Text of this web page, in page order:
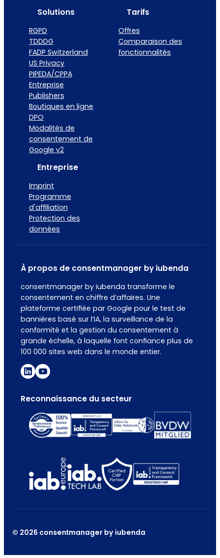
Solutions
RGPD
TDDDG
FADP Switzerland
US Privacy
PIPEDA/CPPA
Entreprise
Publishers
Boutiques en ligne
DPO
Modalités de
consentement de
Google v2
Tarifs
Offres
Comparaison des
fonctionnalités
Entreprise
Imprint
Programme
d'affiliation
Protection des
données
À propos de consentmanager by iubenda
consentmanager by iubenda transforme le
consentement en chiffre d’affaires. Une
plateforme certifiée par Google pour le test de
bannières basé sur l’IA, la surveillance de la
conformité et la gestion du consentement à
grande échelle, à laquelle font confiance plus de
100 000 sites web dans le monde entier.
Reconnaissance du secteur
© 2026 consentmanager by iubenda